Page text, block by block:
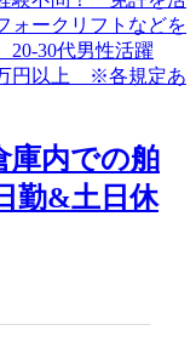
庫内での舶
勤&土日休